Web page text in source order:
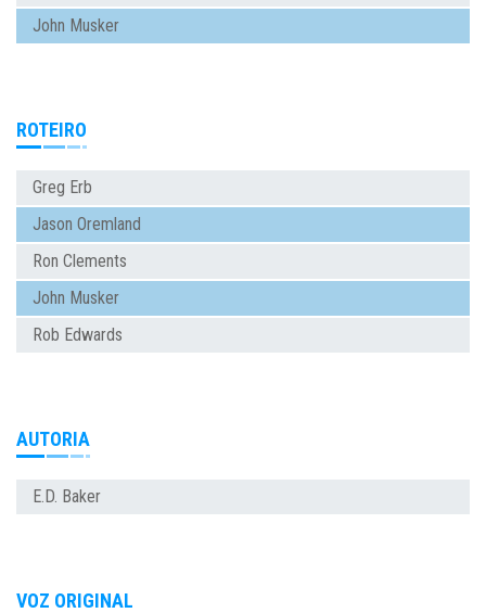
John Musker
ROTEIRO
Greg Erb
Jason Oremland
Ron Clements
John Musker
Rob Edwards
AUTORIA
E.D. Baker
VOZ ORIGINAL